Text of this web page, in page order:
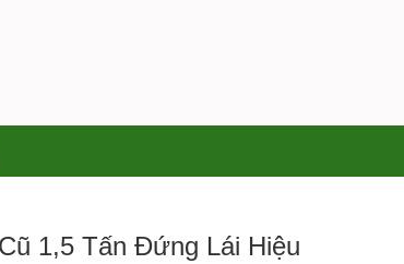
1,5 Tấn Đứng Lái Hiệu